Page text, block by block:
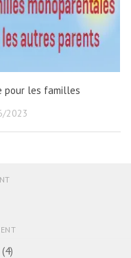
pour les familles
2023